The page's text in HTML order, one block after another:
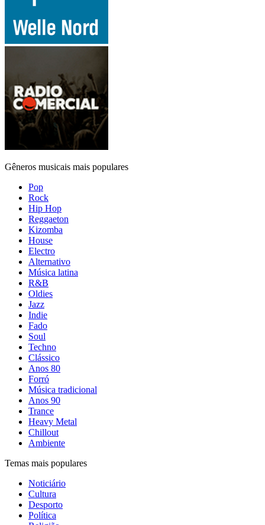
Gêneros musicais mais populares
Pop
Rock
Hip Hop
Reggaeton
Kizomba
House
Electro
Alternativo
Música latina
R&B
Oldies
Jazz
Indie
Fado
Soul
Techno
Clássico
Anos 80
Forró
Música tradicional
Anos 90
Trance
Heavy Metal
Chillout
Ambiente
Temas mais populares
Noticiário
Cultura
Desporto
Política